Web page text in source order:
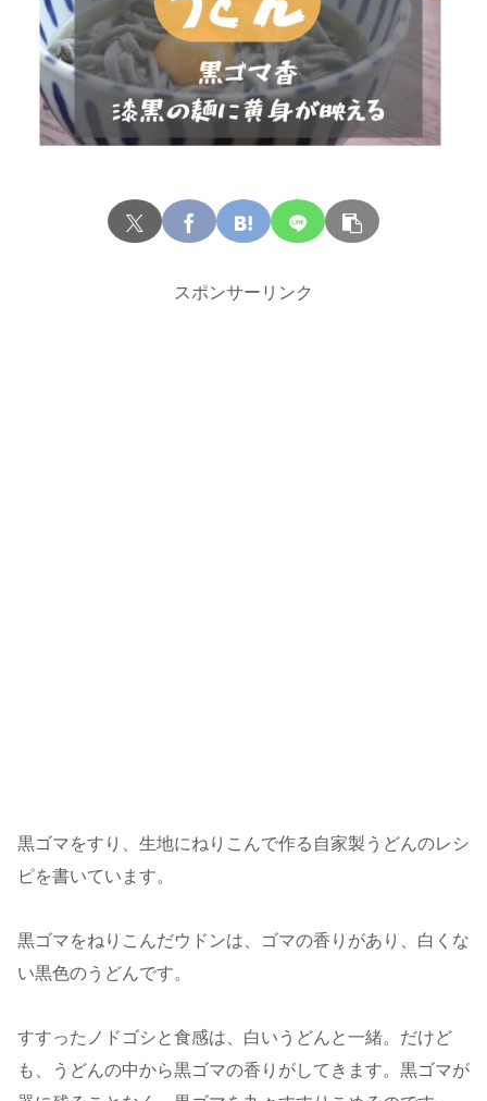
スポンサーリンク
黒ゴマをすり、生地にねりこんで作る自家製うどんのレシ
ピを書いています。
黒ゴマをねりこんだウドンは、ゴマの香りがあり、白くな
い黒色のうどんです。
すすったノドゴシと食感は、白いうどんと一緒。だけど
も、うどんの中から黒ゴマの香りがしてきます。黒ゴマが